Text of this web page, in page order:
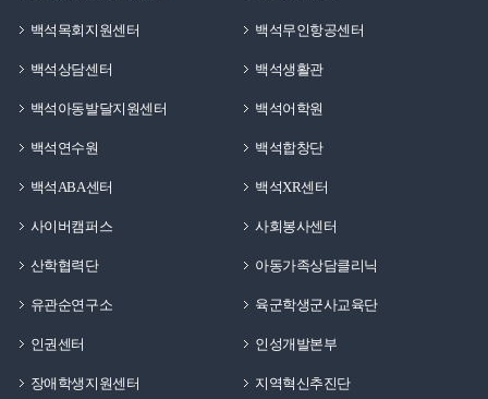
백석목회지원센터 백석무인항공센터
백석상담센터 백석생활관
백석아동발달지원센터 백석어학원
백석연수원 백석합창단
백석ABA센터 백석XR센터
사이버캠퍼스 사회봉사센터
산학협력단 아동가족상담클리닉
유관순연구소 육군학생군사교육단
인권센터 인성개발본부
장애학생지원센터 지역혁신추진단